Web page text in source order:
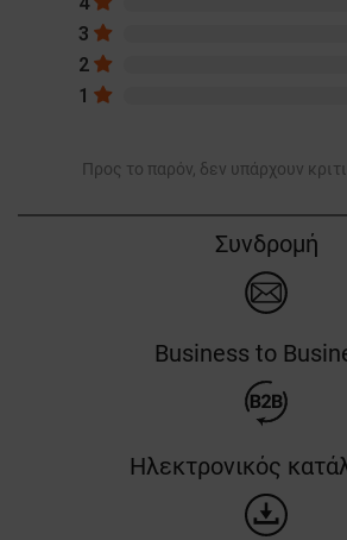
3
2
1
Προς το παρόν, δεν υπάρχουν
Συνδρομή
Business to
Ηλεκτρονικός